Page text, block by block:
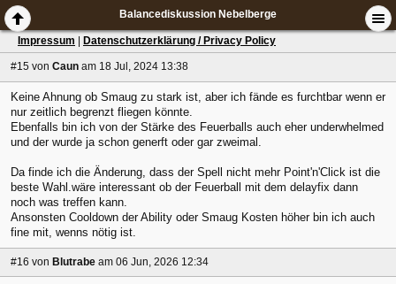
Balancediskussion Nebelberge
Impressum Datenschutzerklärung / Privacy Policy
#15 von Caun am 18 Jul, 2024 13:38
Keine Ahnung ob Smaug zu stark ist, aber ich fände es furchtbar wenn er
nur zeitlich begrenzt fliegen könnte.
Ebenfalls bin ich von der Stärke des Feuerballs auch eher underwhelmed
und der wurde ja schon generft oder gar zweimal.
Da finde ich die Änderung, dass der Spell nicht mehr Point'n'Click ist die
beste Wahl.wäre interessant ob der Feuerball mit dem delayfix dann
noch was treffen kann.
Ansonsten Cooldown der Ability oder Smaug Kosten höher bin ich auch
fine mit, wenns nötig ist.
#16 von Blutrabe am 06 Jun, 2026 12:34